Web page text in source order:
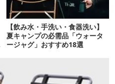
【飲み水・手洗い・食器洗い】
夏キャンプの必需品「ウォータ
ージャグ」おすすめ18選